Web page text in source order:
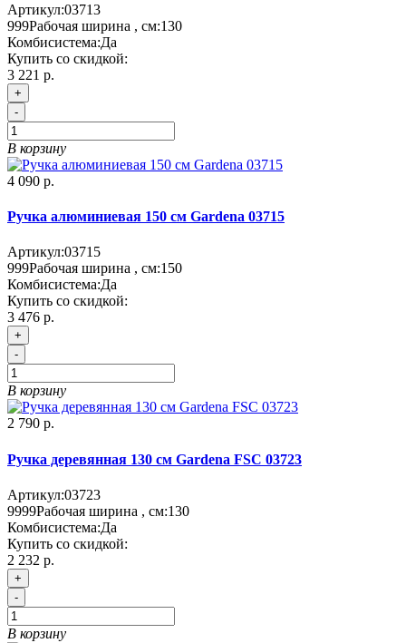
Артикул:03713
999Рабочая ширина , см:130
Комбисистема:Да
Купить со скидкой:
3 221 р.
+
-
В корзину
4 090 р.
Ручка алюминиевая 150 см Gardena 03715
Артикул:03715
999Рабочая ширина , см:150
Комбисистема:Да
Купить со скидкой:
3 476 р.
+
-
В корзину
2 790 р.
Ручка деревянная 130 см Gardena FSC 03723
Артикул:03723
9999Рабочая ширина , см:130
Комбисистема:Да
Купить со скидкой:
2 232 р.
+
-
В корзину